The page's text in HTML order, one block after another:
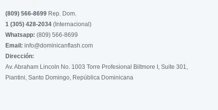
(809) 566-8699 Rep. Dom.
1 (305) 428-2034 (Internacional)
Whatsapp: (809) 566-8699
Email: info@dominicanflash.com
Dirección:
Av. Abraham Lincoln No. 1003 Torre Profesional Biltmore I, Suite 301,
Piantini, Santo Domingo, República Dominicana